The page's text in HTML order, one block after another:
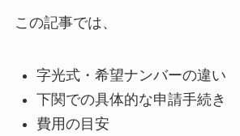
この記事では、
字光式・希望ナンバーの違い
下関での具体的な申請手続き
費用の目安